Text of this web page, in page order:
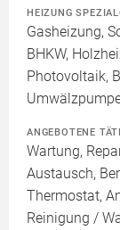
HEIZUNG
Gasheizung,
BHKW,
Photovoltaik,
ANGEBOTENE
Wartung,
Austausch,
Thermostat,
Reinigung /